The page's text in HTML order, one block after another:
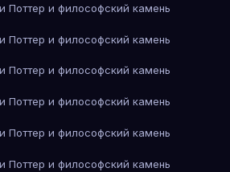
Поттер и философский камень
Поттер и философский камень
Поттер и философский камень
Поттер и философский камень
Поттер и философский камень
Поттер и философский камень